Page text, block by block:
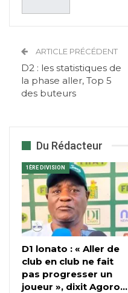
ARTICLE PRÉCÉDENT
D2 : les statistiques de
la phase aller, Top 5
des buteurs
Du Rédacteur
1ÈRE DIVISION
D1 lonato : « Aller de
club en club ne fait
pas progresser un
joueur », dixit Agoro…